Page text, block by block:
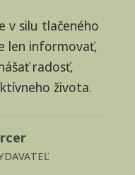
v silu tlačeného
len informovať,
radosť,
života.